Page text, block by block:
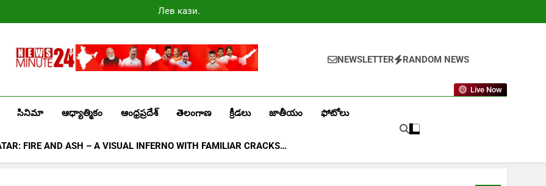
Лев казино
промокоды
Newsminute24
NEWSLETTER RANDOM NEWS
Live Now
సినిమా ఆధ్యాత్మికం ఆంధ్రప్రదేశ్ తెలంగాణ క్రీడలు జాతీయం ఫోటోలు
FIRE AND ASH – A VISUAL INFERNO WITH FAMILIAR CRACKS…